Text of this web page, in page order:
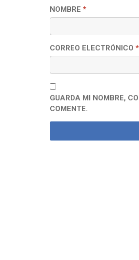
NOMBRE *
CORREO ELECTRÓNICO *
GUARDA MI NOMBRE,
COMENTE.